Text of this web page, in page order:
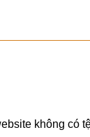
không có